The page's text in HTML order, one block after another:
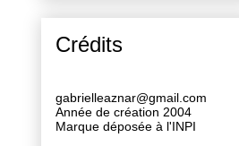
Crédits
gabrielleaznar@gmail.com
Année de création 2004
Marque déposée à l'INPI